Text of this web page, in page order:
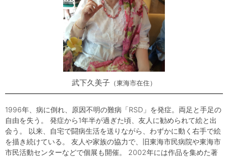
武下久美子 東海市在住
1996年、病に倒れ、原因不明の難病「RSD」を発症。両足と手足の
自由を失う。 発症から1年半が過ぎた頃、友人に勧められて絵と出
会う。 以来、自宅で闘病生活を送りながら、わずかに動く右手で絵
を描き続けている。 友人や家族の協力で、旧東海市民病院や東海市
市民活動センターなどで個展も開催。 2002年には作品を集めた著